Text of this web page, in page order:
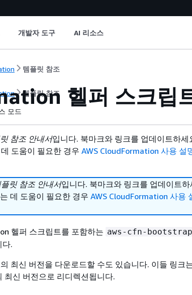
개발자 도구 AI 리소스
템플릿 참조
템플릿 참조헬퍼 스크립
모드
참조 안내서입니다. 북마크와 링크를 업데이트하세
도움이 필요한 경우 AWS CloudFormation 사용 설
릿 참조 안내서입니다. 북마크와 링크를 업데이트하
데 도움이 필요한 경우 AWS CloudFormation 사용
헬퍼 스크립트를 포함하는 aws-cfn-bootstrap
다.
최신 버전을 다운로드할 수도 있습니다. 이들 링크
최신 버전으로 리디렉션됩니다.